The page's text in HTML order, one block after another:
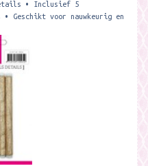
• Inclusief 5
Geschikt voor nauwkeurig en